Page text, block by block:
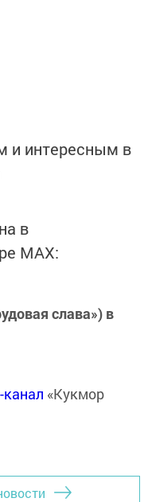
и интересным в
в
MАХ:
слава») в
«Кукмор